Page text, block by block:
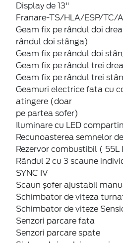
Display de 13"
Franare-TS/HLA/ESP/TC/
Geam fix pe rândul doi
rândul doi stânga)
Geam fix pe rândul doi
Geam fix pe rândul trei
Geam fix pe rândul trei
Geamuri electrice fata cu
atingere (doar
pe partea sofer)
Iluminare cu LED
Recunoasterea semnelor
Rezervor combustibil ( 55L
Rândul 2 cu 3 scaune
SYNC IV
Scaun șofer ajustabil
Schimbator de viteza
Schimbator de viteze
Senzori parcare fata
Senzori parcare spate